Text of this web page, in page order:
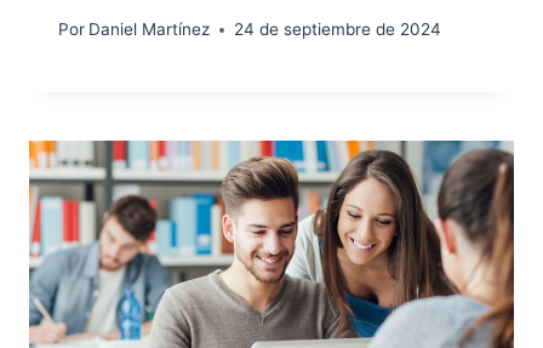
Por Daniel Martínez 24 de septiembre de 2024